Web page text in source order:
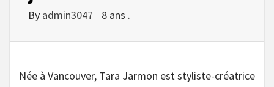
By admin3047 8 ans .
Née à Vancouver, Tara Jarmon est styliste-créatrice